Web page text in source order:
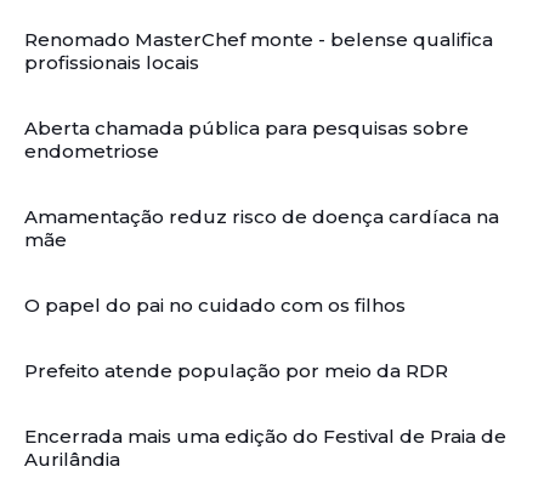
Renomado MasterChef monte - belense qualifica
profissionais locais
Aberta chamada pública para pesquisas sobre
endometriose
Amamentação reduz risco de doença cardíaca na
mãe
O papel do pai no cuidado com os filhos
Prefeito atende população por meio da RDR
Encerrada mais uma edição do Festival de Praia de
Aurilândia